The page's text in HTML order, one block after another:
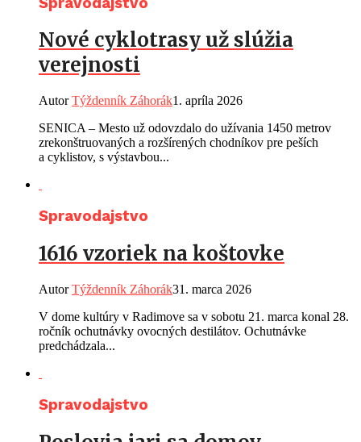
Nové cyklotrasy už slúžia
verejnosti
AutorTýždenník Záhorák1. apríla 2026
SENICA – Mesto už odovzdalo do užívania 1450 metrov
zrekonštruovaných a rozšírených chodníkov pre peších
a cyklistov, s výstavbou...
Spravodajstvo
1616 vzoriek na koštovke
AutorTýždenník Záhorák31. marca 2026
V dome kultúry v Radimove sa v sobotu 21. marca konal 28.
ročník ochutnávky ovocných destilátov. Ochutnávke
predchádzala...
Spravodajstvo